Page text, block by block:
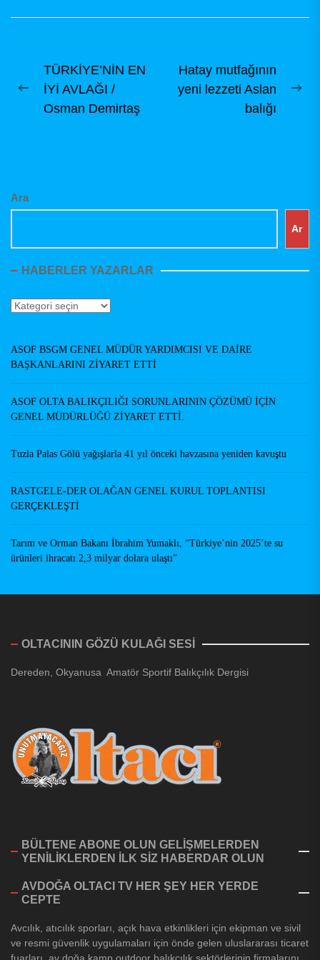
Amatör ve Sportif
Yazı
gezinmesi
Previous
TÜRKİYE’NİN EN
İYİ AVLAĞI /
Osman Demirtaş
Hatay mutfağının
yeni lezzeti Aslan
balığı
Ara
Ar
HABERLER YAZARLAR
Haberler
ASOF BSGM GENEL MÜDÜR YARDIMCISI VE DAİRE
BAŞKANLARINI ZİYARET ETTİ
ASOF OLTA BALIKÇILIĞI SORUNLARININ ÇÖZÜMÜ İÇİN
GENEL MÜDÜRLÜĞÜ ZİYARET ETTİ.
Tuzla Palas Gölü yağışlarla 41 yıl önceki havzasına yeniden kavuştu
RASTGELE-DER OLAĞAN GENEL KURUL TOPLANTISI
GERÇEKLEŞTİ
Tarım ve Orman Bakanı İbrahim Yumaklı, “Türkiye’nin 2025’te su
ürünleri ihracatı 2,3 milyar dolara ulaştı”
OLTACININ GÖZÜ KULAĞI SESİ
Dereden, Okyanusa Amatör Sportif Balıkçılık Dergisi
BÜLTENE ABONE OLUN GELİŞMELERDEN
YENİLİKLERDEN İLK SİZ HABERDAR OLUN
AVDOĞA OLTACI TV HER ŞEY HER YERDE
CEPTE
Avcılık, atıcılık sporları, açık hava etkinlikleri için ekipman ve sivil
ve resmi güvenlik uygulamaları için önde gelen uluslararası ticaret